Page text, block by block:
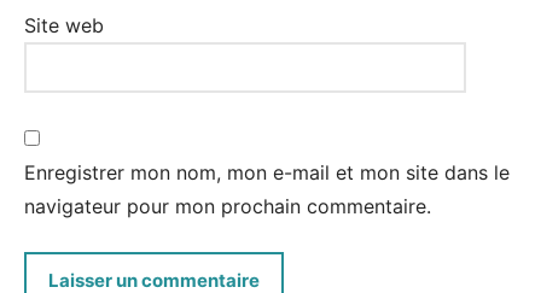
Site web
Enregistrer mon nom, mon e-mail et mon site dans le
navigateur pour mon prochain commentaire.